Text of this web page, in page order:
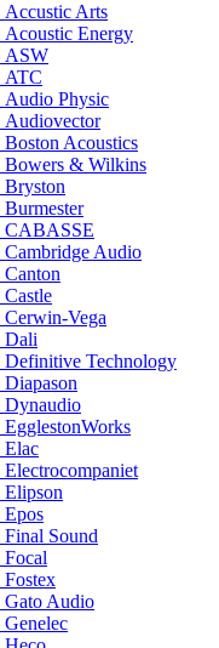
Accustic Arts
Acoustic Energy
ASW
ATC
Audio Physic
Audiovector
Acoustics
Bowers & Wilkins
Bryston
CABASSE
Cambridge Audio
Canton
Cerwin-Vega
Dali
Definitive Technology
Dynaudio
Elac
Elipson
Epos
Final Sound
Focal
Gato Audio